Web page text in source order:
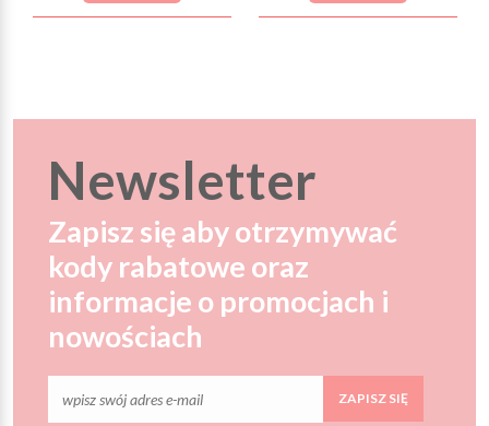
Newsletter
Zapisz się aby otrzymywać
kody rabatowe oraz
informacje o promocjach i
nowościach
ZAPISZ SIĘ